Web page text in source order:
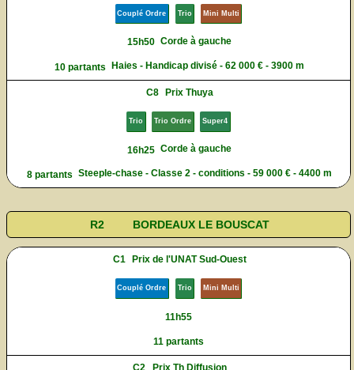
Couplé Ordre Trio Mini Multi
15h50 Corde à gauche
10 partants Haies - Handicap divisé - 62 000 € - 3900 m
C8 Prix Thuya
Trio Trio Ordre Super4
16h25 Corde à gauche
8 partants Steeple-chase - Classe 2 - conditions - 59 000 € - 4400 m
R2 BORDEAUX LE BOUSCAT
C1 Prix de l'UNAT Sud-Ouest
Couplé Ordre Trio Mini Multi
11h55
11 partants
C2 Prix Th Diffusion